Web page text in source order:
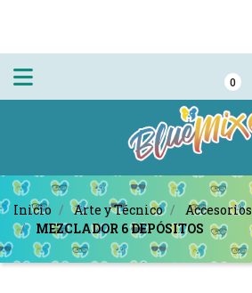
0
Inicio Arte y Técnico Accesorios
MEZCLADOR 6 DEPÓSITOS